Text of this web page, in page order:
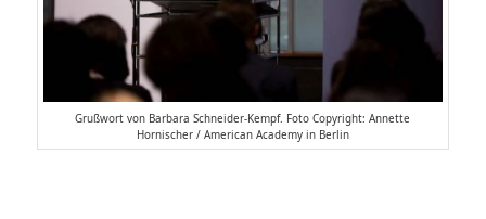
Grußwort von Barbara Schneider-Kempf. Foto Copyright: Annette
Hornischer / American Academy in Berlin